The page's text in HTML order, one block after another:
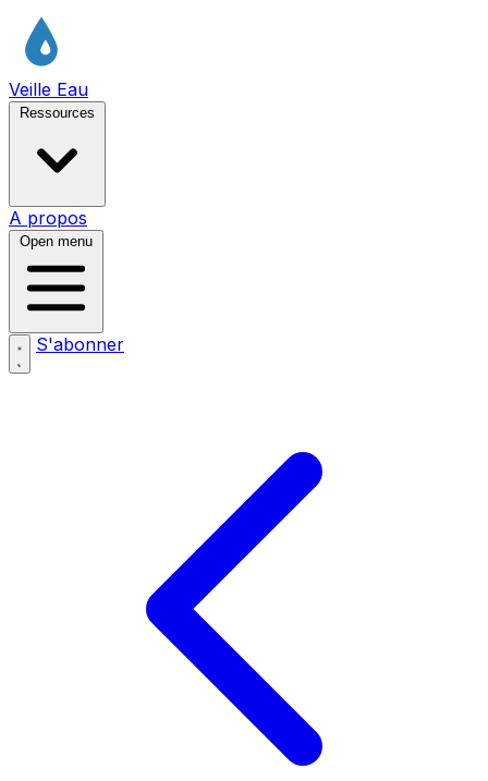
Veille Eau
Ressources
A propos
Open menu
S'abonner